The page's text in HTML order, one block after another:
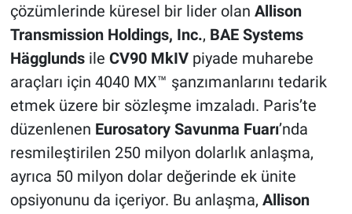
çözümlerinde küresel bir lider olan Allison
Transmission Holdings, Inc., BAE Systems
Hägglundsile CV90 MkIVpiyade muharebe
araçları için 4040 MX™ şanzımanlarını tedarik
etmek üzere bir sözleşme imzaladı. Paris’te
düzenlenen Eurosatory Savunma Fuarı’nda
resmileştirilen 250 milyon dolarlık anlaşma,
ayrıca 50 milyon dolar değerinde ek ünite
opsiyonunu da içeriyor. Bu anlaşma, Allison